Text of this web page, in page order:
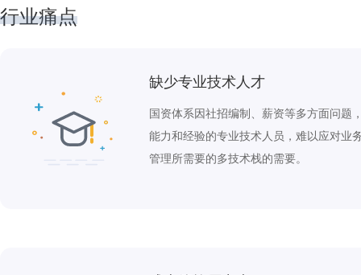
行业痛点
缺少专业技术人才
国资体系因社招编制、薪资等多方面问题
能力和经验的专业技术人员，难以应对业
管理所需要的多技术栈的需要。